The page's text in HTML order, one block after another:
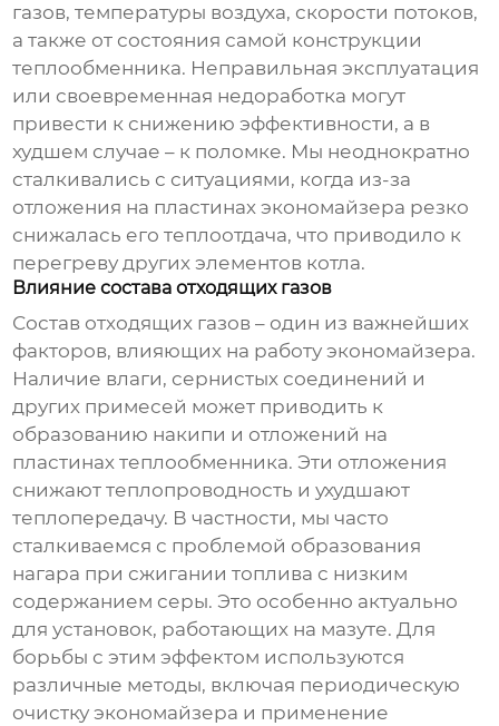
газов, температуры воздуха, скорости потоков,
а также от состояния самой конструкции
теплообменника. Неправильная эксплуатация
или своевременная недоработка могут
привести к снижению эффективности, а в
худшем случае – к поломке. Мы неоднократно
сталкивались с ситуациями, когда из-за
отложения на пластинахэкономайзера резко
снижалась его теплоотдача, что приводило к
перегреву других элементов котла.
Влияние состава отходящих газов
Состав отходящих газов – один из важнейших
факторов, влияющих на работуэкономайзера.
Наличие влаги, сернистых соединений и
других примесей может приводить к
образованию накипи и отложений на
пластинах теплообменника. Эти отложения
снижают теплопроводность и ухудшают
теплопередачу. В частности, мы часто
сталкиваемся с проблемой образования
нагара при сжигании топлива с низким
содержанием серы. Это особенно актуально
для установок, работающих на мазуте. Для
борьбы с этим эффектом используются
различные методы, включая периодическую
очисткуэкономайзера и применение